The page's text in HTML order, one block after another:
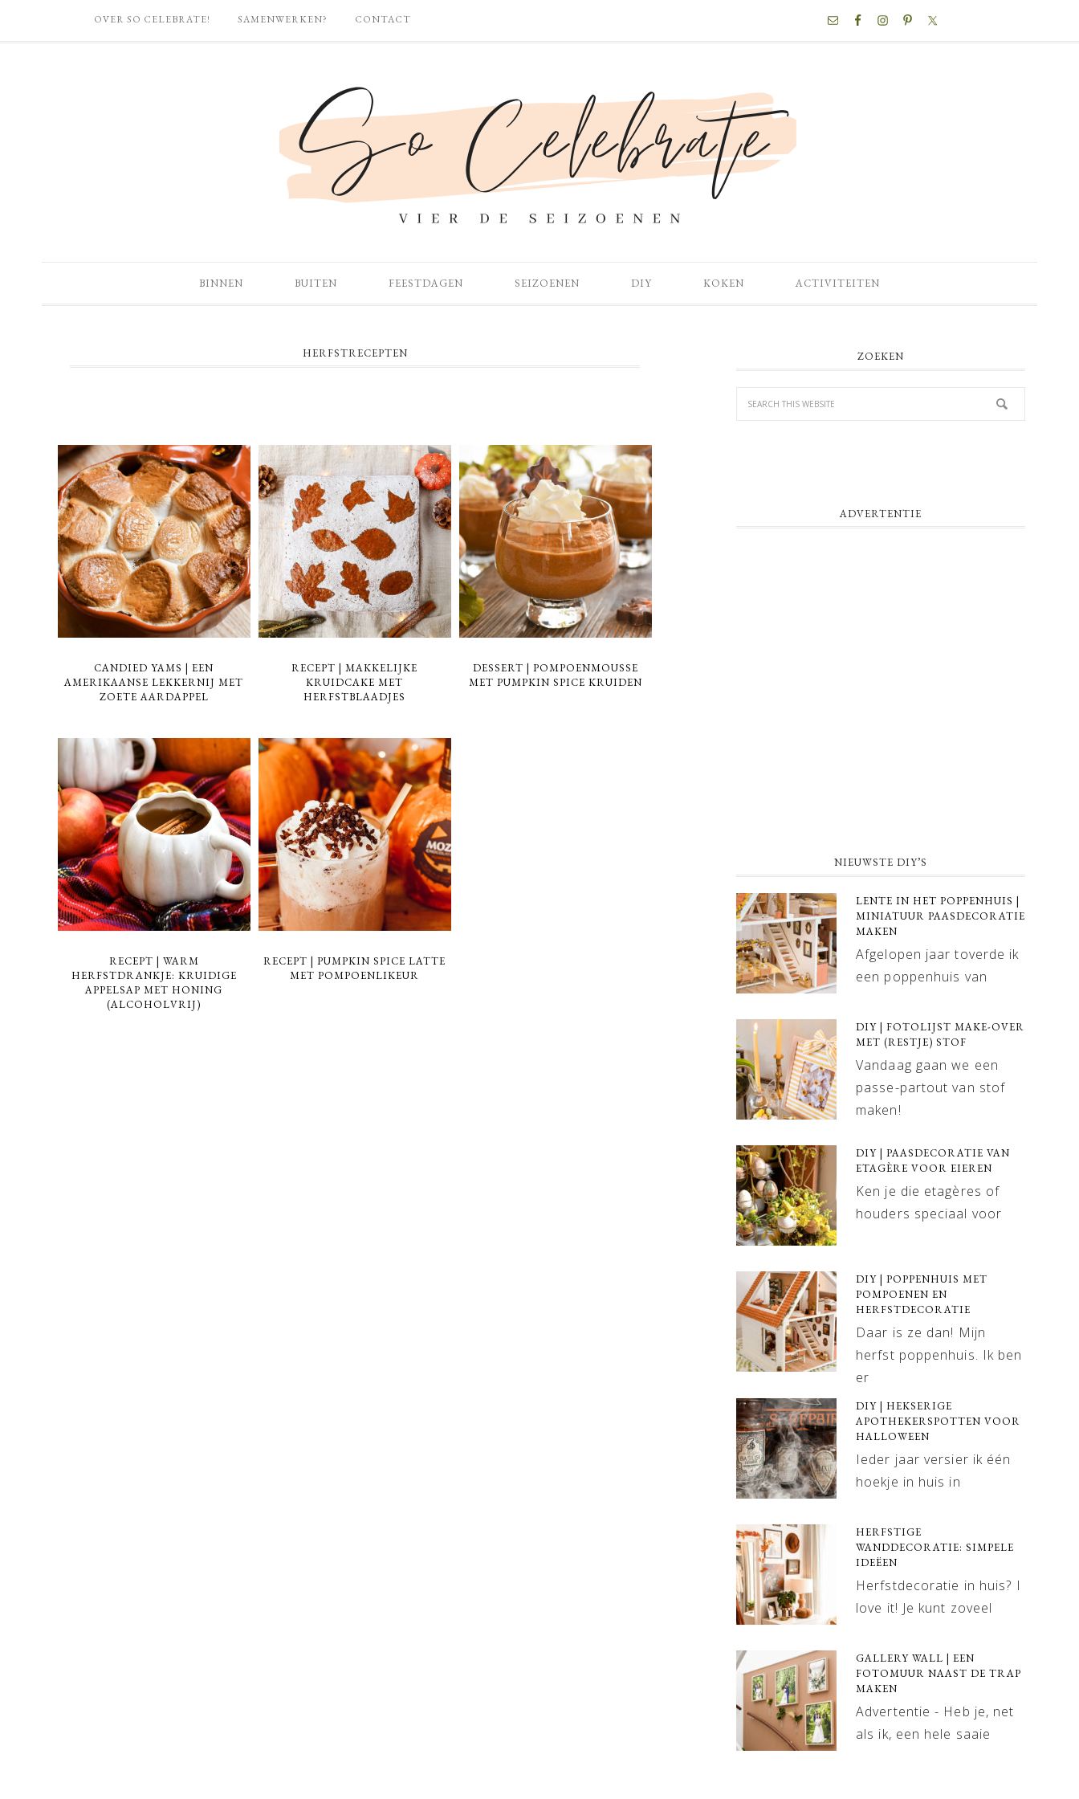
OVER SO CELEBRATE! SAMENWERKEN? CONTACT
BINNEN BUITEN FEESTDAGEN SEIZOENEN DIY KOKEN ACTIVITEITEN
HERFSTRECEPTEN
CANDIED YAMS | EEN
AMERIKAANSE LEKKERNIJ MET
ZOETE AARDAPPEL
RECEPT | MAKKELIJKE
KRUIDCAKE MET
HERFSTBLAADJES
DESSERT | POMPOENMOUSSE
MET PUMPKIN SPICE KRUIDEN
RECEPT | WARM
HERFSTDRANKJE: KRUIDIGE
APPELSAP MET HONING
(ALCOHOLVRIJ)
RECEPT | PUMPKIN SPICE LATTE
MET POMPOENLIKEUR
ZOEKEN
ADVERTENTIE
NIEUWSTE DIY’S
LENTE IN HET POPPENHUIS |
MINIATUUR PAASDECORATIE
MAKEN
Afgelopen jaar toverde ik
een poppenhuis van
DIY | FOTOLIJST MAKE-OVER
MET (RESTJE) STOF
Vandaag gaan we een
passe-partout van stof
maken!
DIY | PAASDECORATIE VAN
ETAGÈRE VOOR EIEREN
Ken je die etagères of
houders speciaal voor
DIY | POPPENHUIS MET
POMPOENEN EN
HERFSTDECORATIE
Daar is ze dan! Mijn
herfst poppenhuis. Ik ben
er
DIY | HEKSERIGE
APOTHEKERSPOTTEN VOOR
HALLOWEEN
Ieder jaar versier ik één
hoekje in huis in
HERFSTIGE
WANDDECORATIE: SIMPELE
IDEËEN
Herfstdecoratie in huis? I
love it! Je kunt zoveel
GALLERY WALL | EEN
FOTOMUUR NAAST DE TRAP
MAKEN
Advertentie - Heb je, net
als ik, een hele saaie